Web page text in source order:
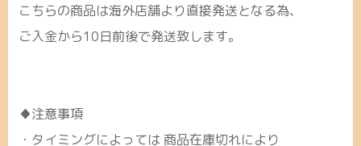
こちらの商品は海外店舗より直接発送となる為、
ご入金から10日前後で発送致します。
♦注意事項
・タイミングによっては 商品在庫切れにより